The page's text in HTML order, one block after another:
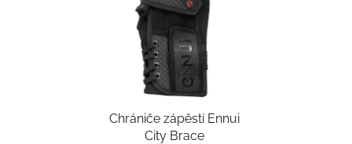
Chrániče zápěstí Ennui
City Brace